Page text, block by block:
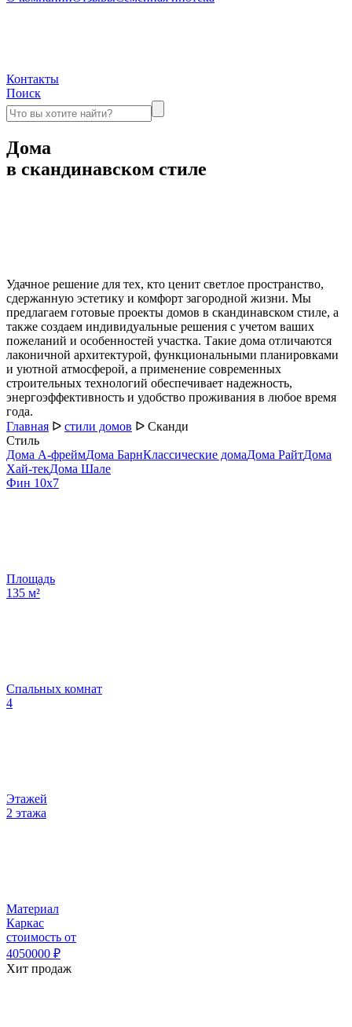
Контакты
Поиск
Дома
в скандинавском стиле
Удачное решение для тех, кто ценит светлое пространство,
сдержанную эстетику и комфорт загородной жизни. Мы
предлагаем готовые проекты домов в скандинавском стиле, а
также создаем индивидуальные решения с учетом ваших
пожеланий и особенностей участка. Такие дома отличаются
лаконичной архитектурой, функциональными планировками
и уютной атмосферой, а применение современных
строительных технологий обеспечивает надежность,
энергоэффективность и удобство проживания в любое время
года.
Главная ᐅ стили домов ᐅ Сканди
Стиль
Дома А-фреймДома БарнКлассические домаДома РайтДома
Хай-текДома Шале
Фин 10х7
Площадь
135 м²
Спальных комнат
4
Этажей
2 этажа
Материал
Каркас
стоимость от
4050000 ₽
Хит продаж